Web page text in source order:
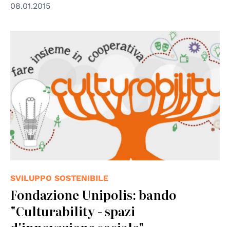
08.01.2015
SVILUPPO SOSTENIBILE
Fondazione Unipolis: bando
"Culturability - spazi